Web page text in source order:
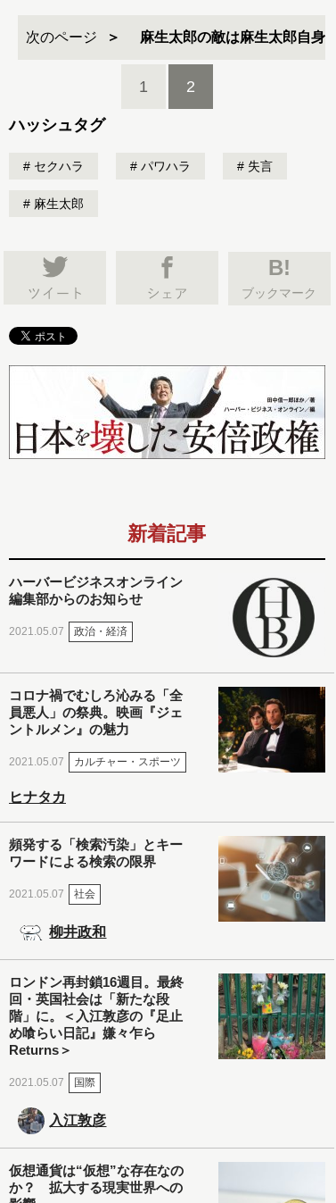
次のページ 麻生太郎の敵は麻生太郎自身
1 2
ハッシュタグ
セクハラ パワハラ 失言
麻生太郎
B!
ブックマーク
新着記事
ハーバービジネスオンライン
編集部からのお知らせ
2021.05.07 政治・経済
コロナ禍でむしろ沁みる「全
員悪人」の祭典。映画『ジェ
ントルメン』の魅力
2021.05.07 カルチャー・スポーツ
ヒナタカ
頻発する「検索汚染」とキー
ワードによる検索の限界
2021.05.07 社会
柳井政和
ロンドン再封鎖16週目。最終
回・英国社会は「新たな段
階」に。＜入江敦彦の『足止
め喰らい日記』嫌々乍ら
Returns＞
2021.05.07 国際
入江敦彦
仮想通貨は“仮想”な存在なの
か？ 拡大する現実世界への